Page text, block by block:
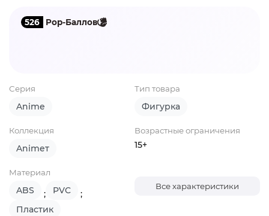
526 Pop-Баллов
Серия
Anime
Тип товара
Фигурка
Коллекция
Animeт
Возрастные ограничения
15+
Материал
ABS ; PVC
;
Пластик
Все характеристики